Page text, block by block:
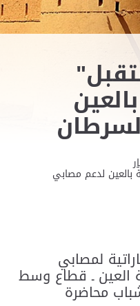
لدعم مصابي
لمصابي
العين ـ قطاع وسط
محاضرة